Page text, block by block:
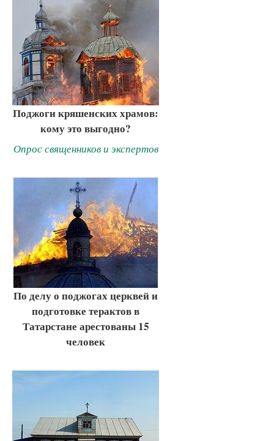
Поджоги кряшенских храмов:
кому это выгодно?
Опрос священников и экспертов
По делу о поджогах церквей и
подготовке терактов в
Татарстане арестованы 15
человек